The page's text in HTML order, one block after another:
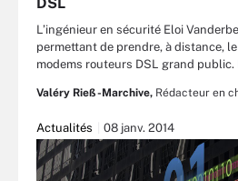
L’ingénieur en sécurité Eloi
permettant de prendre, à distance,
modems routeurs DSL grand public.
Valéry Rieß-Marchive, Rédacteur en
Actualités 08 janv. 2014